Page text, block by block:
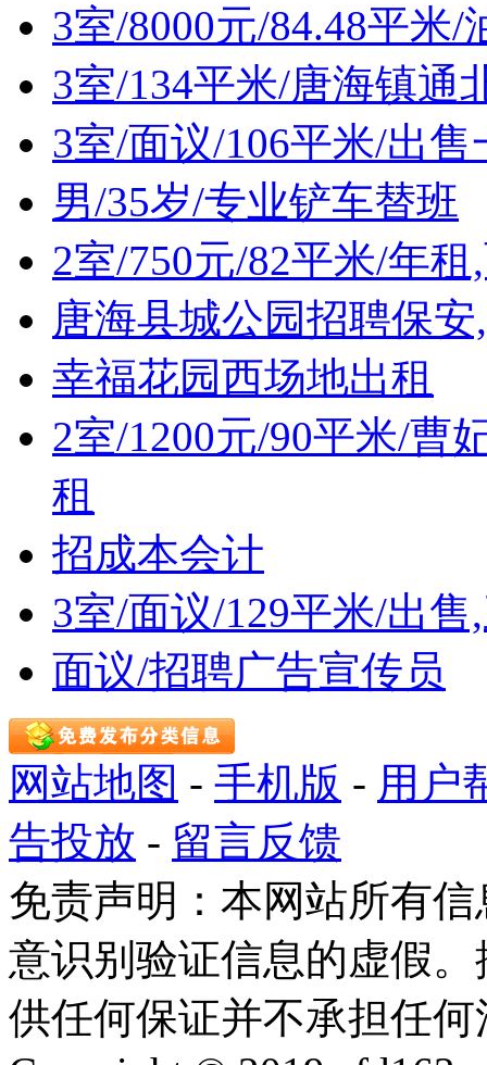
3室/8000元/84.48平米
3室/134平米/唐海镇通
3室/面议/106平米/出
男/35岁/专业铲车替班
2室/750元/82平米/年
唐海县城公园招聘保安
幸福花园西场地出租
2室/1200元/90平米/曹
租
招成本会计
3室/面议/129平米/出
面议/招聘广告宣传员
网站地图 - 手机版 - 用户
告投放 - 留言反馈
免责声明：本网站所有
意识别验证信息的虚假
供任何保证并不承担任